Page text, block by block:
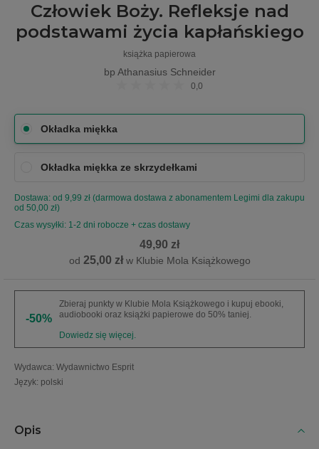
Człowiek Boży. Refleksje nad
podstawami życia kapłańskiego
książka papierowa
bp Athanasius Schneider
0,0
Okładka miękka
Okładka miękka ze skrzydełkami
Dostawa: od 9,99 zł (darmowa dostawa z abonamentem Legimi dla zakupu
od 50,00 zł)
Czas wysyłki: 1-2 dni robocze + czas dostawy
49,90 zł
od 25,00 złw Klubie Mola Książkowego
-50%
Zbieraj punkty w Klubie Mola Książkowego i kupuj ebooki,
audiobooki oraz książki papierowe do 50% taniej.
Dowiedz się więcej.
Wydawca: Wydawnictwo Esprit
Język: polski
Opis